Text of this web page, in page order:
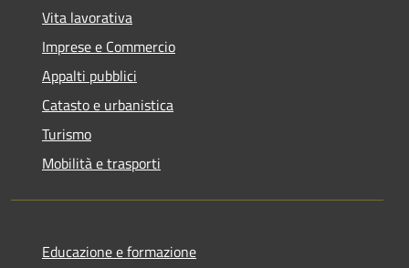
Vita lavorativa
Imprese e Commercio
Appalti pubblici
Catasto e urbanistica
Turismo
Mobilità e trasporti
Educazione e formazione